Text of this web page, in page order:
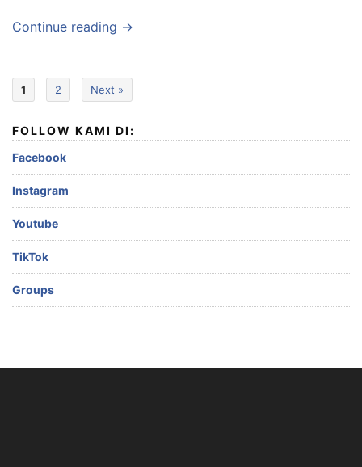
Continue reading →
1 2 Next »
FOLLOW KAMI DI:
Facebook
Instagram
Youtube
TikTok
Groups